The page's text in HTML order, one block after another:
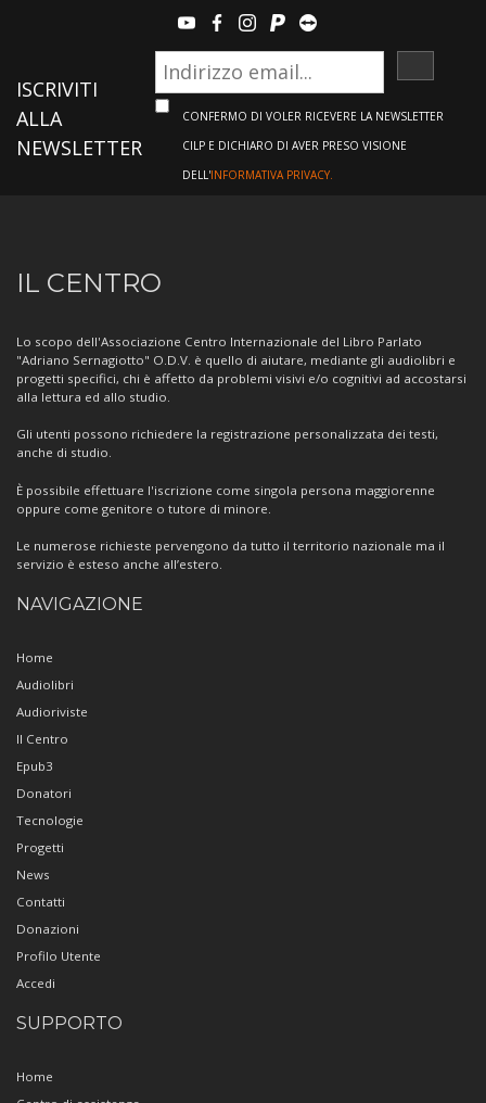
youtubefacebook
instagram
paypalteamviewer
ISCRIVITI
ALLA
NEWSLETTER
CONFERMO DI VOLER RICEVERE LA NEWSLETTER
CILP E DICHIARO DI AVER PRESO VISIONE
DELL'INFORMATIVA PRIVACY.
Informazioni
sul
Centro
IL CENTRO
Lo scopo dell'Associazione Centro Internazionale del Libro Parlato
"Adriano Sernagiotto" O.D.V. è quello di aiutare, mediante gli audiolibri e
progetti specifici, chi è affetto da problemi visivi e/o cognitivi ad accostarsi
alla lettura ed allo studio.
Gli utenti possono richiedere la registrazione personalizzata dei testi,
anche di studio.
È possibile effettuare l'iscrizione come singola persona maggiorenne
oppure come genitore o tutore di minore.
Le numerose richieste pervengono da tutto il territorio nazionale ma il
servizio è esteso anche all’estero.
NAVIGAZIONE
Home
Audiolibri
Audioriviste
Il Centro
Epub3
Donatori
Tecnologie
Progetti
News
Contatti
Donazioni
Profilo Utente
Accedi
SUPPORTO
Home